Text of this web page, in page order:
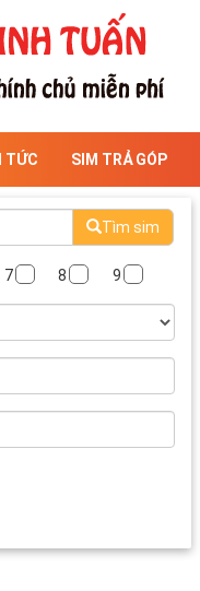
TỨC SIM TRẢ GÓP
Tìm sim
7 8 9